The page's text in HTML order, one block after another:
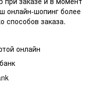
онлайн-шопинг более
способов заказа.
онлайн